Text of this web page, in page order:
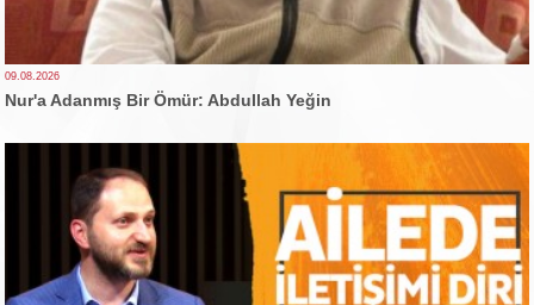
09.08.2026
Nur'a Adanmış Bir Ömür: Abdullah Yeğin